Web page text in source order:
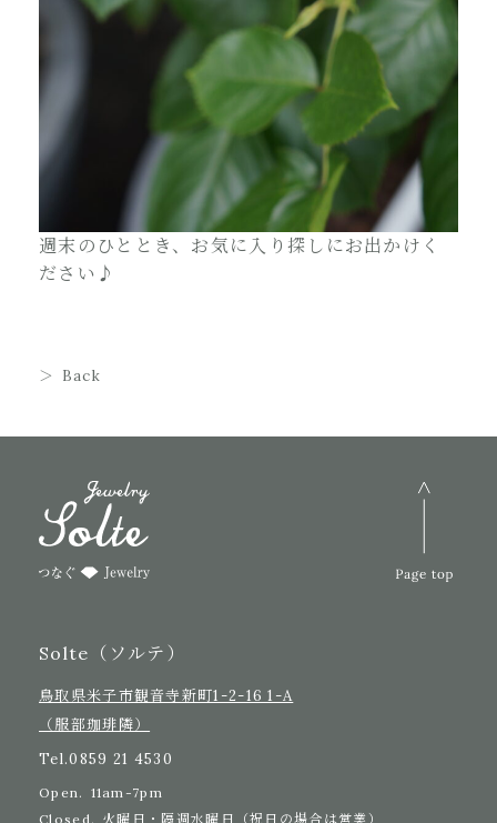
週末のひととき、お気に入り探しにお出かけく
ださい♪
Back
Solte（ソルテ）
鳥取県米子市観音寺新町1-2-16 1-A
（服部珈琲隣）
Tel.0859 21 4530
Open. 11am-7pm
Closed. 火曜日・隔週水曜日（祝日の場合は営業）